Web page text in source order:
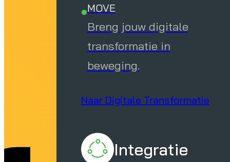
MOVE
Breng jouw digitale
transformatie in
beweging.
Naar Digitale Transformatie
Integratie